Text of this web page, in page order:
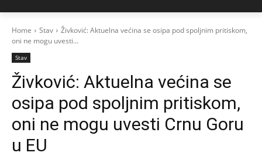
Home Stav
Živković: Aktuelna većina se osipa pod spoljnim pritiskom,
oni ne mogu uvesti...
Stav
Živković: Aktuelna većina se
osipa pod spoljnim pritiskom,
oni ne mogu uvesti Crnu Goru
u EU